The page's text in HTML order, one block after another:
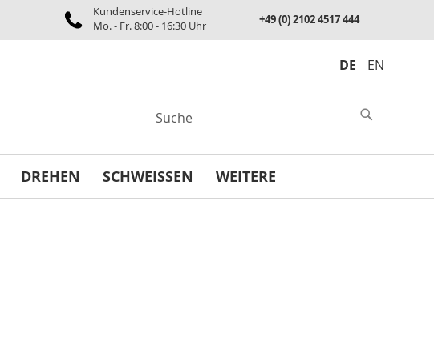
Kundenservice-Hotline
Mo. - Fr. 8:00 - 16:30 Uhr
+49 (0) 2102 4517 444
DE EN
Suche
DREHEN SCHWEISSEN WEITERE